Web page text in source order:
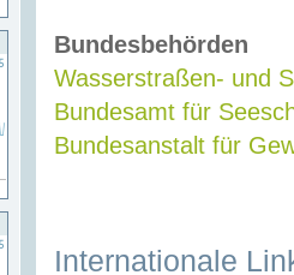
Bundesbehörden
Wasserstraßen- und
Bundesamt für
Bundesanstalt für
Internationale